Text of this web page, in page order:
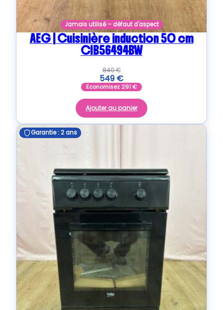
Jamais utilisé – défaut d'aspect
AEG | Cuisinière induction 50 cm
CIB56494BW
840€
549 €
Economisez 291€
Ajouter au panier
Garantie : 2 ans